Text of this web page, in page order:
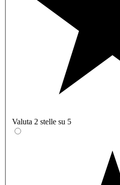
Valuta 2 stelle su 5